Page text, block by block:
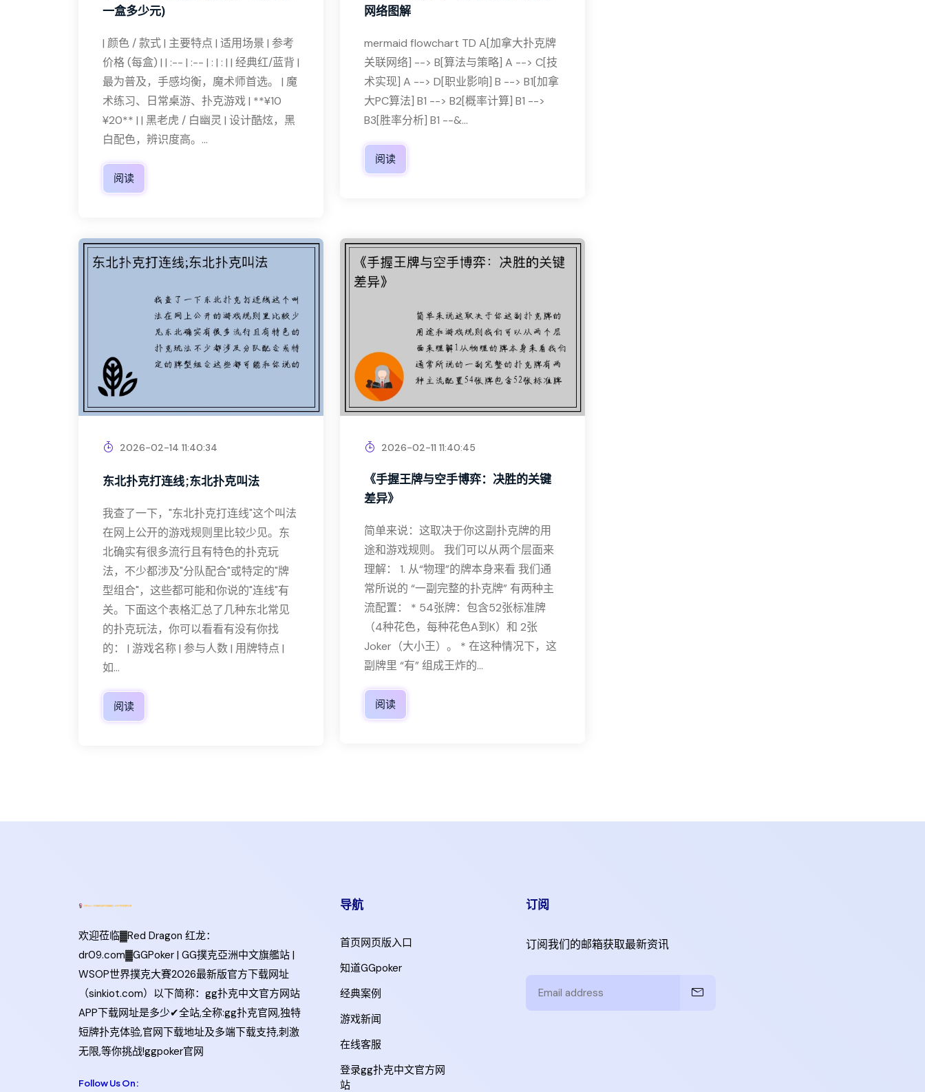
一盒多少元)
| 颜色 / 款式 | 主要特点 | 适用场景 | 参考
价格 (每盒) | | :-- | :-- | : | : | | 经典红/蓝背 |
最为普及，手感均衡，魔术师首选。 | 魔
术练习、日常桌游、扑克游戏 | **¥10
¥20** | | 黑老虎 / 白幽灵 | 设计酷炫，黑
白配色，辨识度高。...
阅读
网络图解
mermaid flowchart TD A[加拿大扑克牌
关联网络] --> B[算法与策略] A --> C[技
术实现] A --> D[职业影响] B --> B1[加拿
大PC算法] B1 --> B2[概率计算] B1 -->
B3[胜率分析] B1 --&...
阅读
2026-02-14 11:40:34
东北扑克打连线;东北扑克叫法
我查了一下，"东北扑克打连线"这个叫法
在网上公开的游戏规则里比较少见。东
北确实有很多流行且有特色的扑克玩
法，不少都涉及"分队配合"或特定的"牌
型组合"，这些都可能和你说的"连线"有
关。下面这个表格汇总了几种东北常见
的扑克玩法，你可以看看有没有你找
的： | 游戏名称 | 参与人数 | 用牌特点 |
如...
阅读
2026-02-11 11:40:45
《手握王牌与空手博弈：决胜的关键
差异》
简单来说：这取决于你这副扑克牌的用
途和游戏规则。 我们可以从两个层面来
理解： 1. 从“物理”的牌本身来看 我们通
常所说的 “一副完整的扑克牌” 有两种主
流配置： * 54张牌：包含52张标准牌
（4种花色，每种花色A到K）和 2张
Joker（大小王）。 * 在这种情况下，这
副牌里 “有” 组成王炸的...
阅读
欢迎莅临▓Red Dragon 红龙：
dr09.com▓GGPoker | GG撲克亞洲中文旗艦站 |
WSOP世界撲克大賽2026最新版官方下载网址
（sinkiot.com）以下简称：gg扑克中文官方网站
APP下载网址是多少✔全站,全称:gg扑克官网,独特
短牌扑克体验,官网下载地址及多端下载支持,刺激
无限,等你挑战!ggpoker官网
Follow Us On:
导航
首页网页版入口
知道GGpoker
经典案例
游戏新闻
在线客服
登录gg扑克中文官方网
站
订阅
订阅我们的邮箱获取最新资讯